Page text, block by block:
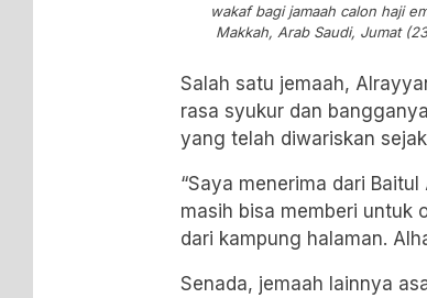
wakaf bagi jamaah calon haji
Makkah, Arab Saudi, Jumat
Salah satu jemaah,
rasa syukur dan
yang telah diwariskan
“Saya menerima dari
masih bisa memberi untuk
dari kampung halaman.
Senada, jemaah lainnya